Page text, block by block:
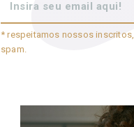
* respeitamos nossos
spam.